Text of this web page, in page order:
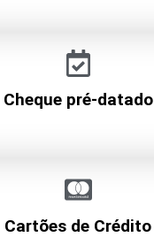
Cartões de Crédito
Cheque pré-datado